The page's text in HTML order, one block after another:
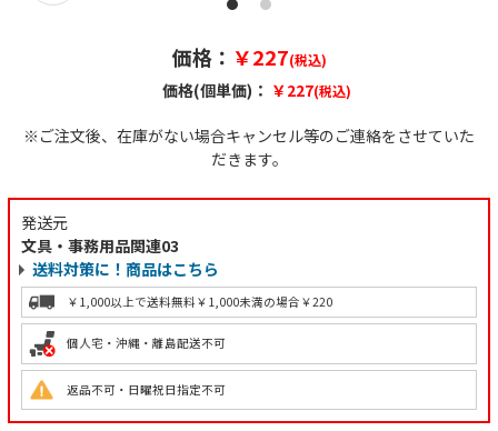
価格： ￥227(税込)
価格(個単価)： ￥227(税込)
※ご注文後、在庫がない場合キャンセル等のご連絡をさせていた
だきます。
発送元
文具・事務用品関連03
送料対策に！商品はこちら
￥1,000以上で送料無料 ￥1,000未満の場合￥220
個人宅・沖縄・離島配送不可
返品不可・日曜祝日指定不可